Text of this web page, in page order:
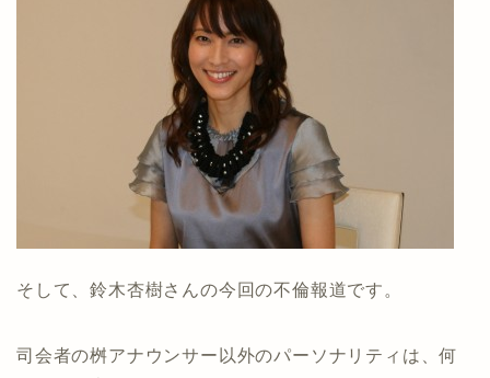
そして、鈴木杏樹さんの今回の不倫報道です。
司会者の桝アナウンサー以外のパーソナリティは、何